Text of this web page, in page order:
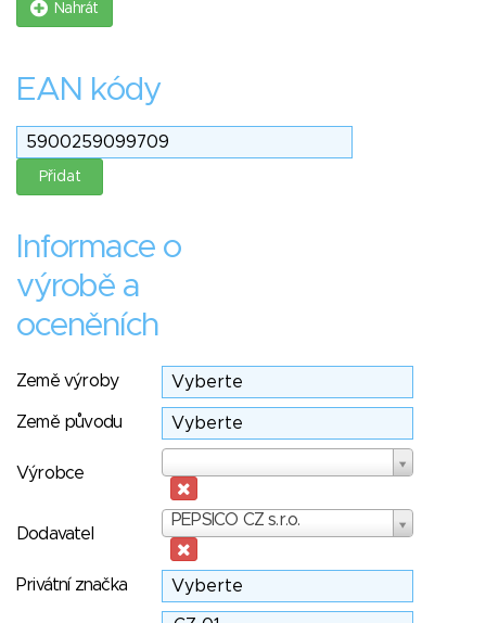
Nahrát
EAN kódy
Informace o
výrobě a
oceněních
Země výroby
Země původu
Výrobce
Dodavatel
PEPSICO CZ s.r.o.
Dodavatel
Privátní značka